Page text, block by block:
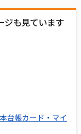
ジも見ています
台帳カード・マイ